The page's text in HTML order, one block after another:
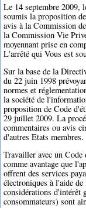
Le 14 septembre
soumis la proposition
avis à la Commission
la Commission Vie
moyennant prise en
L'arrêté qui Vous est
Sur la base de la
du 22 juin 1998
normes et
la société de
proposition de Code
29 juillet 2009. La
commentaires ou avis
d'autres Etats membres.
Travailler avec un Code
comme avantage que
offrent des services
électroniques à l'aide de
considérations d'intérêt
consommateurs) sont